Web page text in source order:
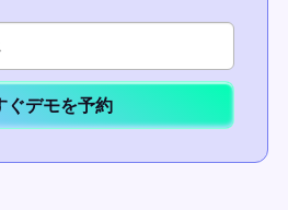
ぐデモを予約